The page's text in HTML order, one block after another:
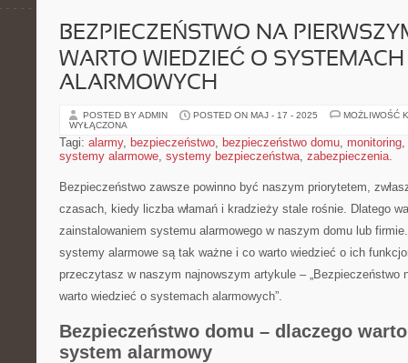
BEZPIECZEŃSTWO NA
WARTO WIEDZIEĆ O SYSTEMACH
ALARMOWYCH
POSTED BY ADMIN POSTED ON MAJ - 17 - 2025
MOŻLIWOŚĆ
WYŁĄCZONA
Tagi: alarmy, bezpieczeństwo, bezpieczeństwo domu, monitoring,
systemy alarmowe, systemy bezpieczeństwa, zabezpieczenia.
Bezpieczeństwo zawsze powinno być naszym priorytetem,
czasach, kiedy liczba włamań i‌ kradzieży stale rośnie. Dlatego
zainstalowaniem systemu ⁢alarmowego ⁢w naszym domu lub
systemy alarmowe są tak ważne i ⁤co warto wiedzieć o ich
przeczytasz w ‌naszym najnowszym artykule – „Bezpieczeństwo
warto wiedzieć o systemach alarmowych”.
Bezpieczeństwo domu – dlaczego
system alarmowy